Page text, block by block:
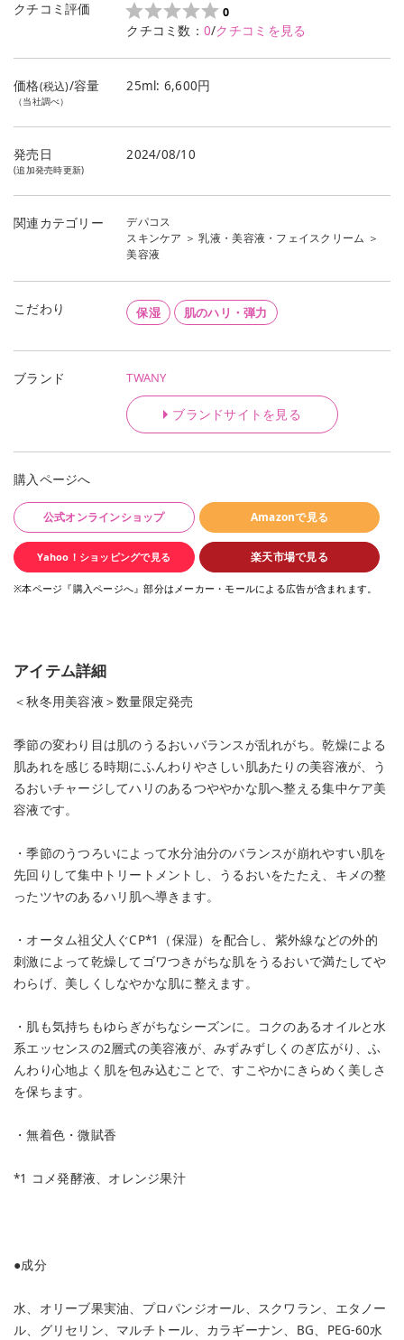
クチコミ評価 0
クチコミ数： 0/クチコミを見る
価格(税込)/容量
（当社調べ）
25ml: 6,600円
発売日
(追加発売時更新)
2024/08/10
関連カテゴリー
デパコス
スキンケア ＞乳液・美容液・フェイスクリーム ＞
美容液
こだわり 保湿 肌のハリ・弾力
ブランド TWANY
ブランドサイトを見る
購入ページへ
公式オンラインショップ Amazonで見る
Yahoo！ショッピングで見る 楽天市場で見る
※本ページ『購入ページへ』部分はメーカー・モールによる広告が含まれます。
アイテム詳細
＜秋冬用美容液＞数量限定発売
季節の変わり目は肌のうるおいバランスが乱れがち。乾燥による
肌あれを感じる時期にふんわりやさしい肌あたりの美容液が、う
るおいチャージしてハリのあるつややかな肌へ整える集中ケア美
容液です。
・季節のうつろいによって水分油分のバランスが崩れやすい肌を
先回りして集中トリートメントし、うるおいをたたえ、キメの整
ったツヤのあるハリ肌へ導きます。
・オータム祖父人ぐCP*1（保湿）を配合し、紫外線などの外的
刺激によって乾燥してゴワつきがちな肌をうるおいで満たしてや
わらげ、美しくしなやかな肌に整えます。
・肌も気持ちもゆらぎがちなシーズンに。コクのあるオイルと水
系エッセンスの2層式の美容液が、みずみずしくのぎ広がり、ふ
んわり心地よく肌を包み込むことで、すこやかにきらめく美しさ
を保ちます。
・無着色・微賦香
*1 コメ発酵液、オレンジ果汁
●成分
水、オリーブ果実油、プロパンジオール、スクワラン、エタノー
ル、グリセリン、マルチトール、カラギーナン、BG、PEG-60水